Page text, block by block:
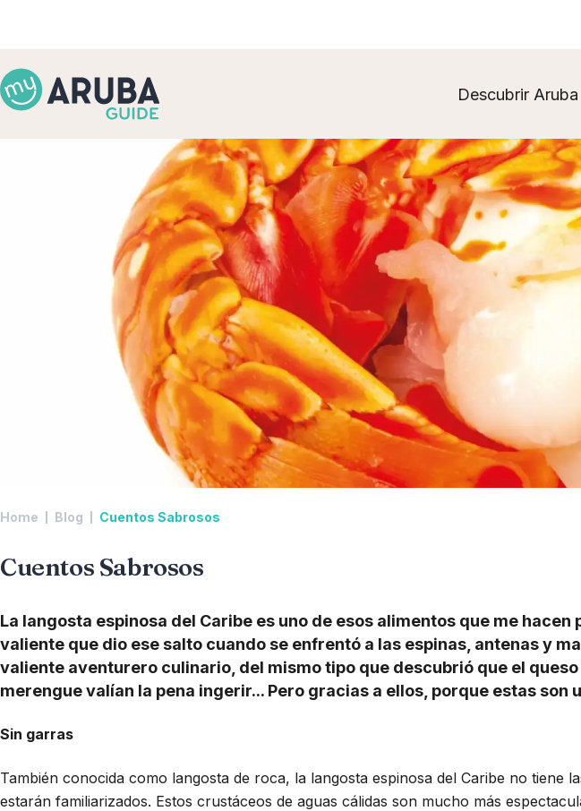
Descubrir Aruba
Home Blog Cuentos Sabrosos
Cuentos Sabrosos
La langosta espinosa del Caribe es uno de esos alimentos que me
valiente que dio ese salto cuando se enfrentó a las espinas, antenas y
valiente aventurero culinario, del mismo tipo que descubrió que el
merengue valían la pena ingerir... Pero gracias a ellos, porque estas son
Sin garras
También conocida como langosta de roca, la langosta espinosa del Caribe no tiene
estarán familiarizados. Estos crustáceos de aguas cálidas son mucho más